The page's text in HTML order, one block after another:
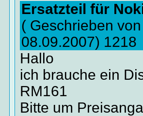
Ersatzteil für
( Geschrieben
08.09.2007) 1218
Hallo
ich brauche ein
RM161
Bitte um